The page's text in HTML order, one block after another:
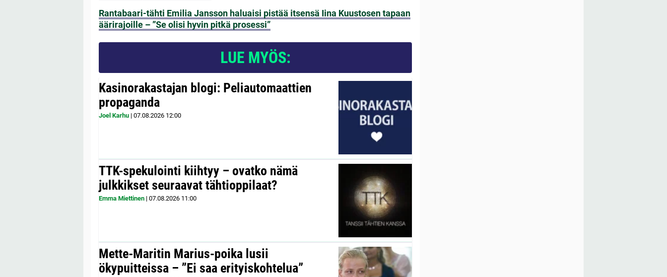
Rantabaari-tähti Emilia Jansson haluaisi pistää itsensä Iina Kuustosen tapaan
äärirajoille – ”Se olisi hyvin pitkä prosessi”
LUE MYÖS:
Kasinorakastajan blogi: Peliautomaattien
propaganda
Joel Karhu | 07.08.2026 12:00
TTK-spekulointi kiihtyy – ovatko nämä
julkkikset seuraavat tähtioppilaat?
Emma Miettinen | 07.08.2026 11:00
Mette-Maritin Marius-poika lusii
ökypuitteissa – ”Ei saa erityiskohtelua”